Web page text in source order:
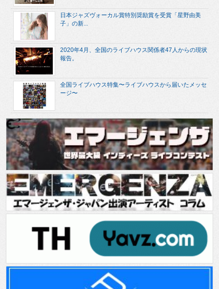
日本ジャズヴォーカル賞特別奨励賞を受賞「星野由美
子」の新...
2020年4月、全国のライブハウス関係者47人からの現状
報告。
全国ライブハウス特集〜ライブハウスから届いたメッセ
ージ〜